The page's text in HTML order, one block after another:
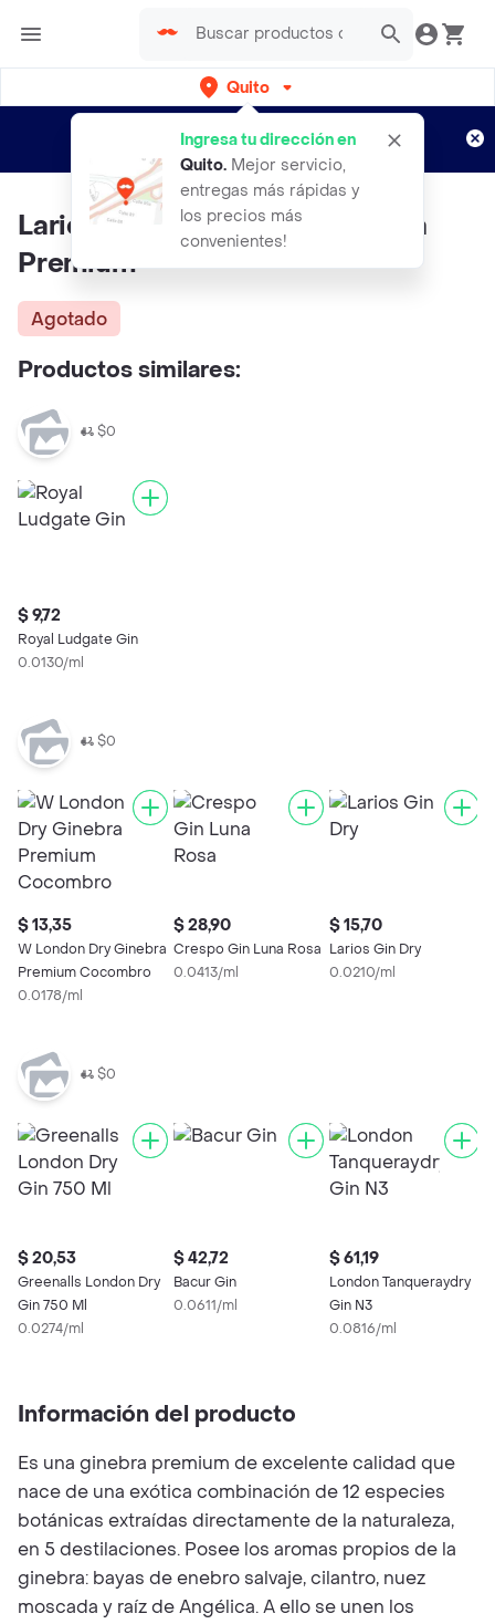
Quito
Ingresa tu dirección en
Quito. Mejor servicio,
entregas más rápidas y
los precios más
convenientes!
envíos gratis por semanas
Aplican TyC
Larios 12 Ginebra Mediterránea
Premium
Agotado
Productos similares:
$0
$ 9,72
Royal Ludgate Gin
0.0130/ml
$0
$ 13,35
W London Dry Ginebra
Premium Cocombro
0.0178/ml
$ 28,90
Crespo Gin Luna Rosa
0.0413/ml
$ 15,70
Larios Gin Dry
0.0210/ml
$0
$ 20,53
Greenalls London Dry
Gin 750 Ml
0.0274/ml
$ 42,72
Bacur Gin
0.0611/ml
$ 61,19
London Tanqueraydry
Gin N3
0.0816/ml
Información del producto
Es una ginebra premium de excelente calidad que
nace de una exótica combinación de 12 especies
botánicas extraídas directamente de la naturaleza,
en 5 destilaciones. Posee los aromas propios de la
ginebra: bayas de enebro salvaje, cilantro, nuez
moscada y raíz de Angélica. A ello se unen los